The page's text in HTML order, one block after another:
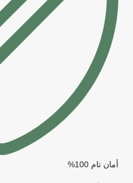
أمان تام 100%